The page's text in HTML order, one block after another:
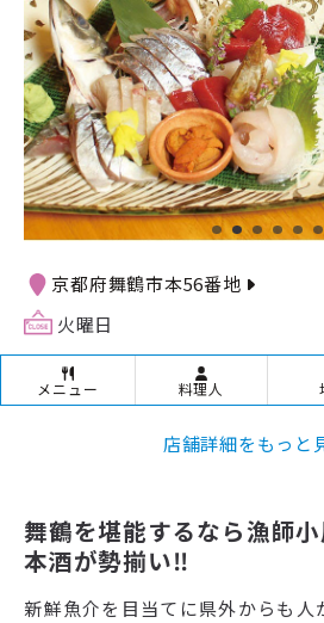
京都府舞鶴市本56番地
火曜日
メニュー 料理人
店舗詳細をもっと
舞鶴を堪能するなら漁師
本酒が勢揃い‼︎
新鮮魚介を目当てに県外からも人